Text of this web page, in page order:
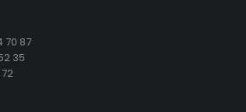
70 87
35